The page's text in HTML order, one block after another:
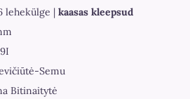
lehekülge | kaasas kleepsud
Semu
Bitinaitytė